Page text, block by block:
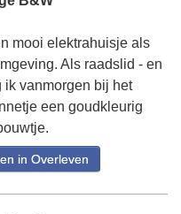
mooi elektrahuisje als
Als raadslid - en
ik vanmorgen bij het
een goudkleurig
in Overleven